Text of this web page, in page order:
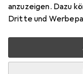
anzuzeigen. Dazu
Dritte und
5 Stück an